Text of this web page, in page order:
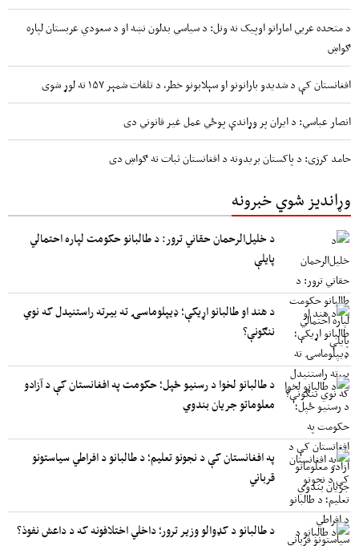
د متحده عربي اماراتو اوپیک نه وتل: د سیاسي بدلون نښه او د سعودي عربستان لپاره
ګواښ
افغانستان کې د شدیدو بارانونو او سېلابونو خطر، د تلفات شمېر ۱۵۷ ته لوړ شوی
انصار عباسي: د ایران پر وړاندې پوځي عمل غیر قانوني دی
حامد کرزی: د پاکستان بریدونه د افغانستان ثبات ته ګواښ دی
وړاندیز شوي خبرونه
د خلیل‌الرحمان حقاني ترور: د طالبانو حکومت لپاره احتمالي
پایلې
د هند او طالبانو اړیکې؛ ډیپلوماسۍ ته بیرته راستنیدل که نوي
ننګونې؟
د طالبانو لخوا د رسنیو ځپل؛ حکومت په افغانستان کې د آزادو
معلوماتو جریان بندوي
په افغانستان کې د نجونو تعلیم؛ د طالبانو د افراطي سیاستونو
قرباني
د طالبانو د کډوالو وزیر ترور؛ داخلي اختلافونه که د داعش نفوذ؟